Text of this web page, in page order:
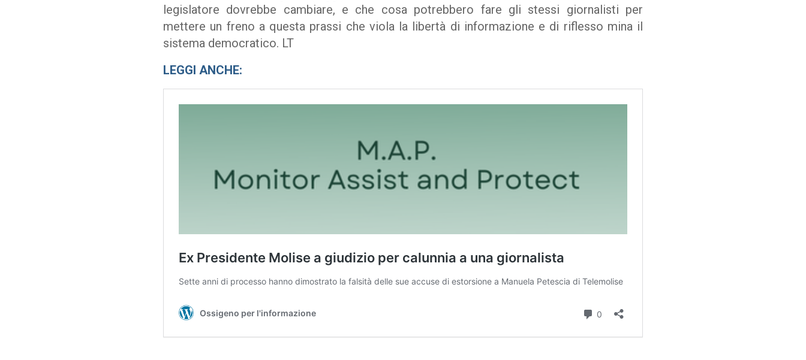
legislatore dovrebbe cambiare, e che cosa potrebbero fare gli stessi giornalisti per
mettere un freno a questa prassi che viola la libertà di informazione e di riflesso mina il
sistema democratico. LT
LEGGI ANCHE: